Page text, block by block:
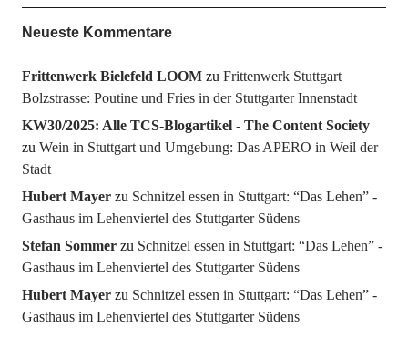
Neueste Kommentare
Frittenwerk Bielefeld LOOMzu Frittenwerk Stuttgart
Bolzstrasse: Poutine und Fries in der Stuttgarter Innenstadt
KW30/2025: Alle TCS-Blogartikel - The Content Society
zu Wein in Stuttgart und Umgebung: Das APERO in Weil der
Stadt
Hubert Mayerzu Schnitzel essen in Stuttgart: “Das Lehen” -
Gasthaus im Lehenviertel des Stuttgarter Südens
Stefan Sommerzu Schnitzel essen in Stuttgart: “Das Lehen” -
Gasthaus im Lehenviertel des Stuttgarter Südens
Hubert Mayerzu Schnitzel essen in Stuttgart: “Das Lehen” -
Gasthaus im Lehenviertel des Stuttgarter Südens